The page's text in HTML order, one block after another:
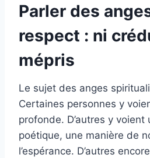
Parler des
respect : ni
mépris
Le sujet des anges
Certaines personnes y
profonde. D’autres y voient
poétique, une manière de
l’espérance. D’autres